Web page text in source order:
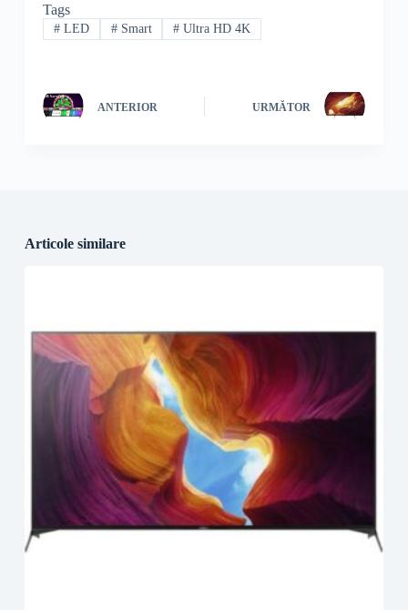
Tags
#LED #Smart # Ultra HD 4K
ANTERIOR URMĂTOR
Articole similare